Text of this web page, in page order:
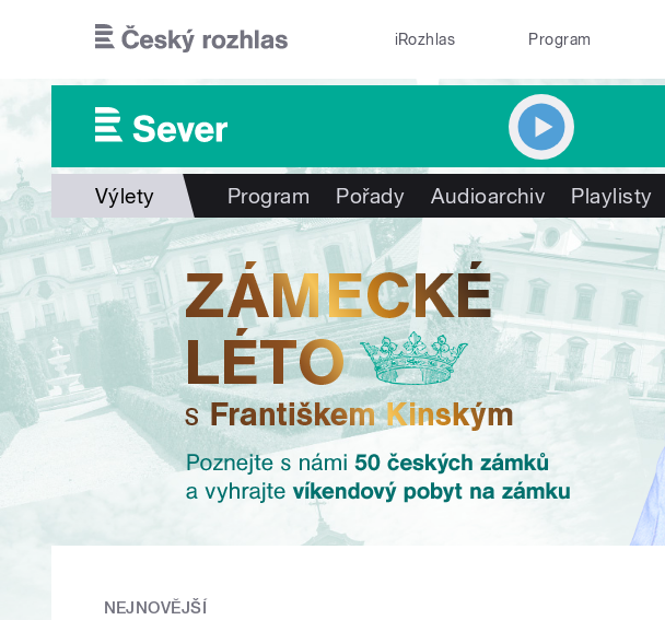
iRozhlas Program
Výlety Program Pořady Audioarchiv Playlisty
NEJNOVĚJŠÍ